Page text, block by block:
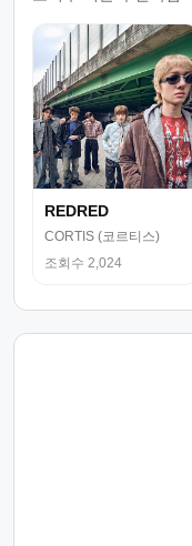
REDRED
CORTIS (코르티스)
조회수 2,024